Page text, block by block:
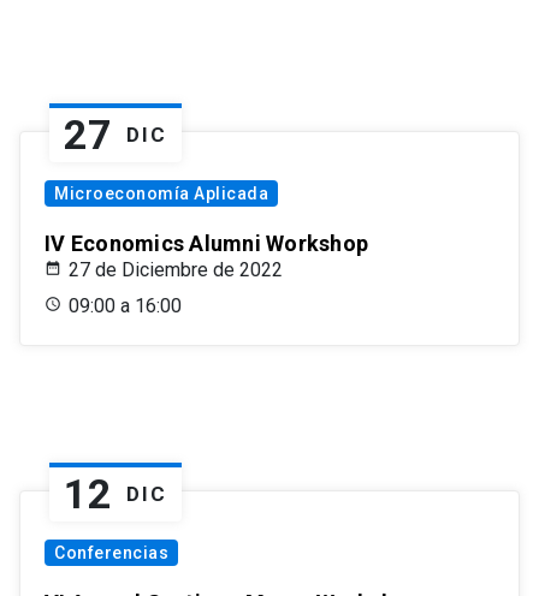
27 DIC
Microeconomía Aplicada
IV Economics Alumni Workshop
27 de Diciembre de 2022
09:00 a 16:00
12 DIC
Conferencias